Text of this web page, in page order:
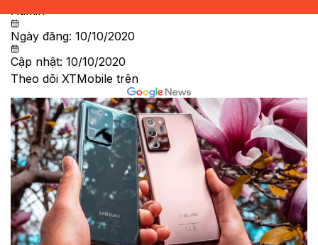
Admin
Ngày đăng: 10/10/2020
Cập nhật: 10/10/2020
Theo dõi XTMobile trên